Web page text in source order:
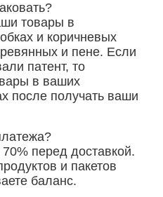
товары в
и коричневых
и пене. Если
патент, то
в ваших
после получать ваши
перед доставкой.
и пакетов
баланс.